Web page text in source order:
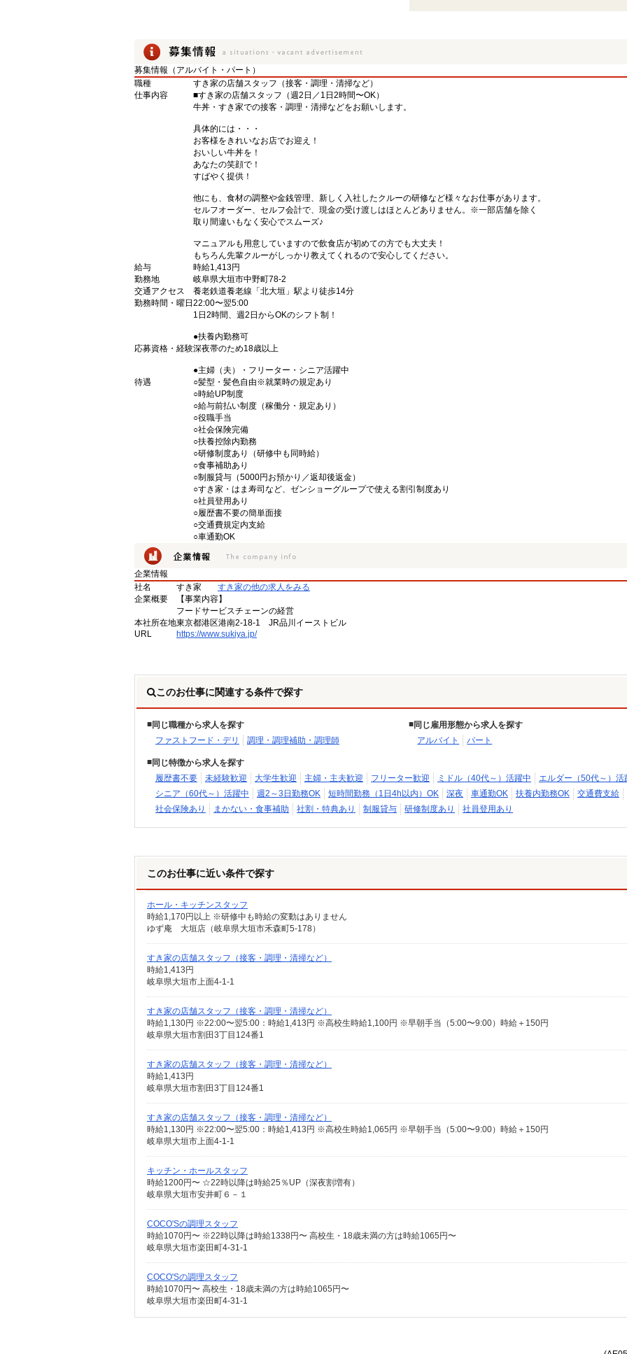
募集情報（アルバイト・パート）
職種
すき家の店舗スタッフ（接客・調理・清掃など）
仕事内容
■すき家の店舗スタッフ（週2日／1日2時間〜OK）
牛丼・すき家での接客・調理・清掃などをお願いします。
具体的には・・・
お客様をきれいなお店でお迎え！
おいしい牛丼を！
あなたの笑顔で！
すばやく提供！
他にも、食材の調整や金銭管理、新しく入社したクルーの研修など様々なお仕事があります。
セルフオーダー、セルフ会計で、現金の受け渡しはほとんどありません。※一部店舗を除く
取り間違いもなく安心でスムーズ♪
マニュアルも用意していますので飲食店が初めての方でも大丈夫！
もちろん先輩クルーがしっかり教えてくれるので安心してください。
給与
時給1,413円
勤務地
岐阜県大垣市中野町78-2
交通アクセス
養老鉄道養老線「北大垣」駅より徒歩14分
勤務時間・曜日 22:00〜翌5:00
1日2時間、週2日からOKのシフト制！
●扶養内勤務可
応募資格・経験深夜帯のため18歳以上
●主婦（夫）・フリーター・シニア活躍中
待遇
○髪型・髪色自由※就業時の規定あり
○時給UP制度
○給与前払い制度（稼働分・規定あり）
○役職手当
○社会保険完備
○扶養控除内勤務
○研修制度あり（研修中も同時給）
○食事補助あり
○制服貸与（5000円お預かり／返却後返金）
○すき家・はま寿司など、ゼンショーグループで使える割引制度あり
○社員登用あり
○履歴書不要の簡単面接
○交通費規定内支給
○車通勤OK
企業情報
社名
すき家
すき家の他の求人をみる
企業概要
【事業内容】
フードサービスチェーンの経営
本社所在地東京都港区港南2-18-1 JR品川イーストビル
URL
https://www.sukiya.jp/
このお仕事に関連する条件で探す
同じ職種から求人を探す
ファストフード・デリ
調理・調理補助・調理師
同じ雇用形態から求人を探す
アルバイト
パート
同じ特徴から求人を探す
履歴書不要
未経験歓迎 大学生歓迎 主婦・主夫歓迎 フリーター歓迎 ミドル（40代～）活躍中
エルダー（50代～）活
シニア（60代～）活躍中
週2～3日勤務OK 短時間勤務（1日4h以内）OK 深夜 車通勤OK 扶養内勤務OK
交通費支給
社会保険あり
まかない・食事補助 社割・特典あり 制服貸与 研修制度あり 社員登用あり
このお仕事に近い条件で探す
ホール・キッチンスタッフ
時給1,170円以上 ※研修中も時給の変動はありません
ゆず庵 大垣店（岐阜県大垣市禾森町5-178）
すき家の店舗スタッフ（接客・調理・清掃など）
時給1,413円
岐阜県大垣市上面4-1-1
すき家の店舗スタッフ（接客・調理・清掃など）
時給1,130円 ※22:00〜翌5:00：時給1,413円 ※高校生時給1,100円 ※早朝手当（5:00〜9:00）時給＋150円
岐阜県大垣市割田3丁目124番1
すき家の店舗スタッフ（接客・調理・清掃など）
時給1,413円
岐阜県大垣市割田3丁目124番1
すき家の店舗スタッフ（接客・調理・清掃など）
時給1,130円 ※22:00〜翌5:00：時給1,413円 ※高校生時給1,065円 ※早朝手当（5:00〜9:00）時給＋150円
岐阜県大垣市上面4-1-1
キッチン・ホールスタッフ
時給1200円〜 ☆22時以降は時給25％UP（深夜割増有）
岐阜県大垣市安井町６－１
COCO'Sの調理スタッフ
時給1070円〜 ※22時以降は時給1338円〜 高校生・18歳未満の方は時給1065円〜
岐阜県大垣市楽田町4-31-1
COCO'Sの調理スタッフ
時給1070円〜 高校生・18歳未満の方は時給1065円〜
岐阜県大垣市楽田町4-31-1